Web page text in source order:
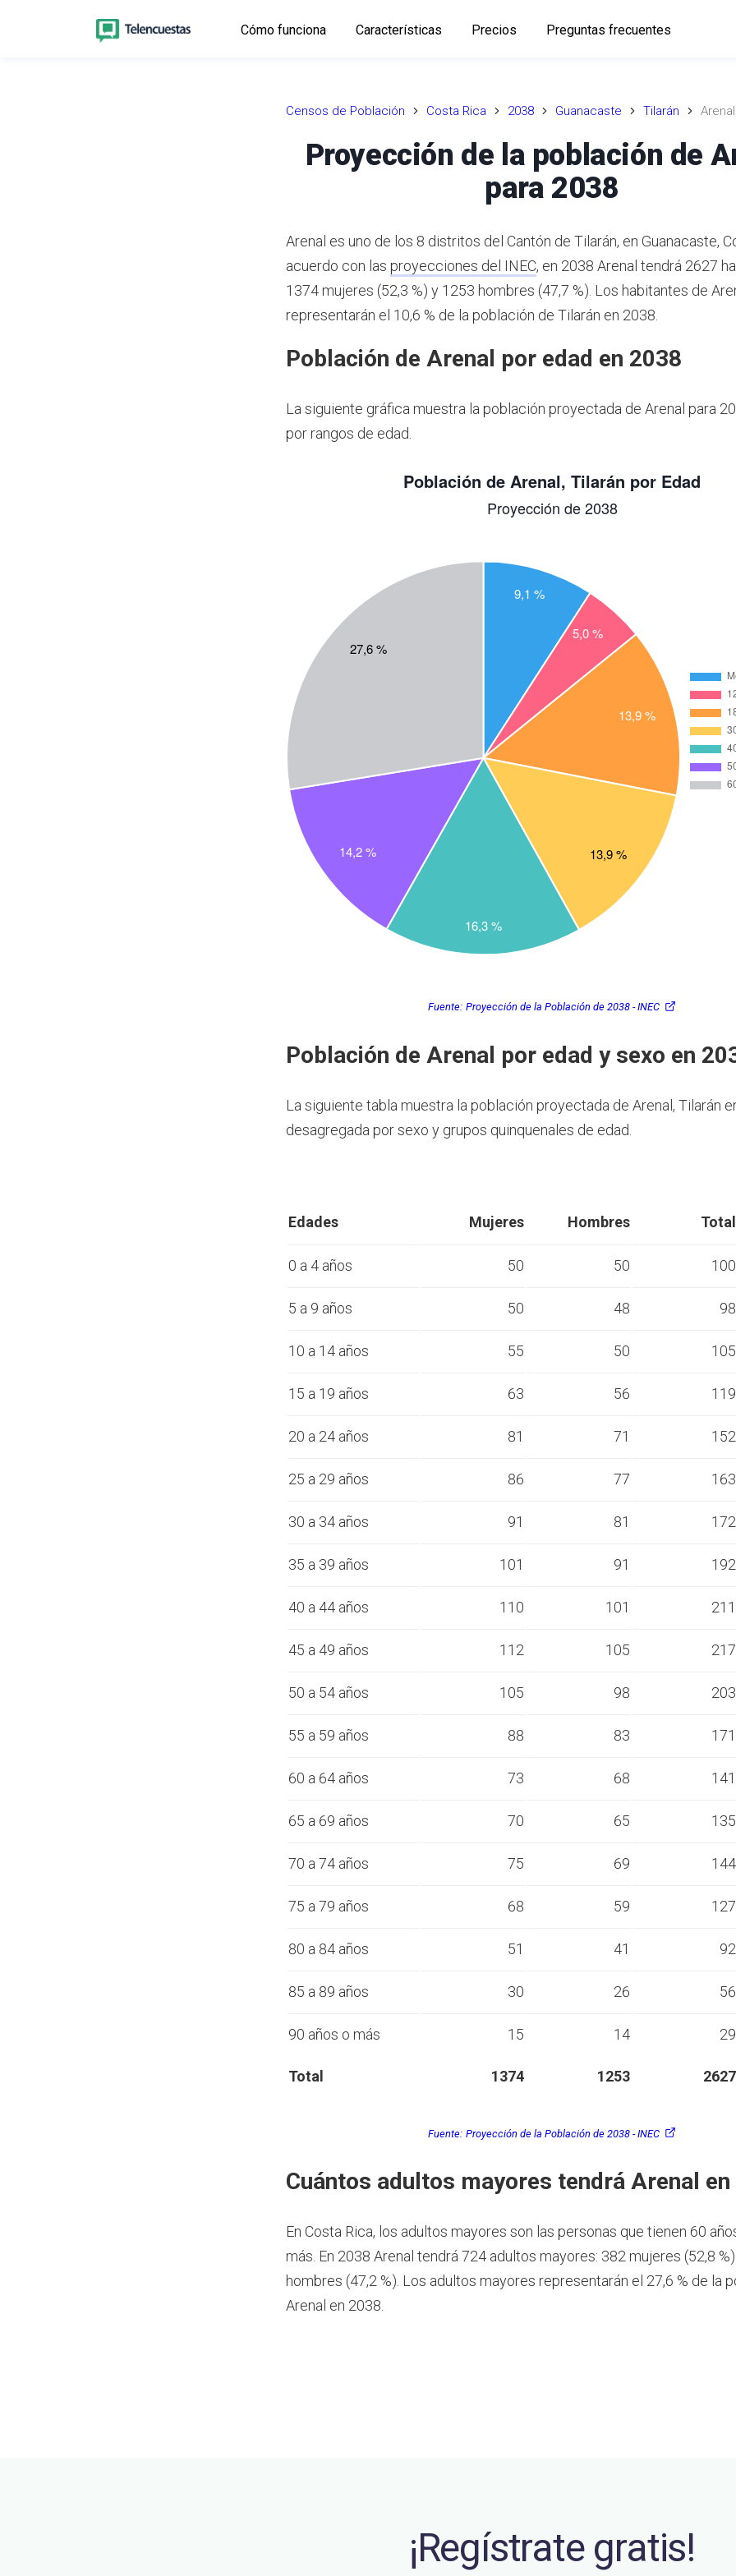
Cómo funciona Características Precios Preguntas frecuentes
Censos de Población Costa Rica 2038 Guanacaste Tilarán Arenal
Proyección de la población de
para 2038
Arenal es uno de los 8 distritos del Cantón de Tilarán, en Guanacaste,
acuerdo con las proyecciones del INEC, en 2038 Arenal tendrá 2627
1374 mujeres (52,3 %) y 1253 hombres (47,7 %). Los habitantes de
representarán el 10,6 % de la población de Tilarán en 2038.
Población de Arenal por edad en 2038
La siguiente gráfica muestra la población proyectada de Arenal para
por rangos de edad.
Fuente: Proyección de la Población de 2038 - INEC
Población de Arenal por edad y sexo en
La siguiente tabla muestra la población proyectada de Arenal, Tilarán
desagregada por sexo y grupos quinquenales de edad.
Edades Mujeres Hombres Total
0 a 4 años 50 50 100
5 a 9 años 50 48 98
10 a 14 años 55 50 105
15 a 19 años 63 56 119
20 a 24 años 81 71 152
25 a 29 años 86 77 163
30 a 34 años 91 81 172
35 a 39 años 101 91 192
40 a 44 años 110 101 211
45 a 49 años 112 105 217
50 a 54 años 105 98 203
55 a 59 años 88 83 171
60 a 64 años 73 68 141
65 a 69 años 70 65 135
70 a 74 años 75 69 144
75 a 79 años 68 59 127
80 a 84 años 51 41 92
85 a 89 años 30 26 56
90 años o más 15 14 29
Total 1374 1253 2627
Fuente: Proyección de la Población de 2038 - INEC
Cuántos adultos mayores tendrá Arenal
En Costa Rica, los adultos mayores son las personas que tienen 60
más. En 2038 Arenal tendrá 724 adultos mayores: 382 mujeres (52,8
hombres (47,2 %). Los adultos mayores representarán el 27,6 % de la
Arenal en 2038.
¡Regístrate gratis!